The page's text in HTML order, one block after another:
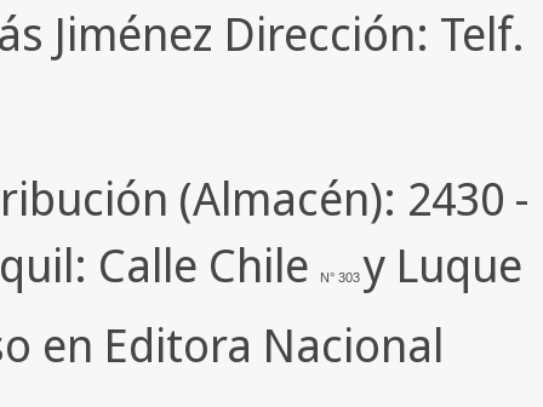
Jiménez Dirección: Telf.
(Almacén): 2430 -
Calle Chile
N° 303 y Luque
en Editora Nacional